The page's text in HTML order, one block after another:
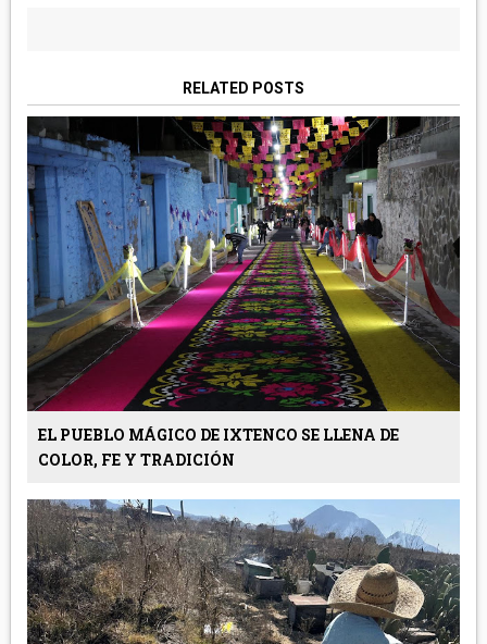
RELATED POSTS
EL PUEBLO MÁGICO DE IXTENCO SE LLENA DE
COLOR, FE Y TRADICIÓN